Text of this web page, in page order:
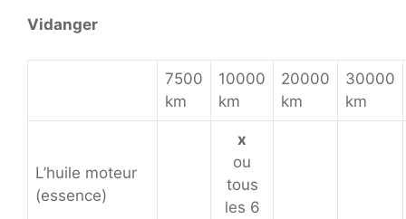
Vidanger
7500
km
10000
km
20000
km
30000
km
L’huile moteur
(essence)
x
ou
tous
les 6